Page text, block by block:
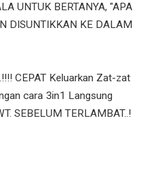
UNTUK BERTANYA, "APA
DISUNTIKKAN KE DALAM
CEPAT Keluarkan Zat-zat
cara 3in1 Langsung
SEBELUM TERLAMBAT..!